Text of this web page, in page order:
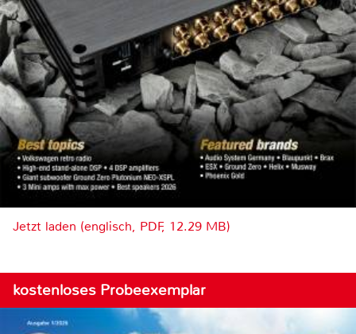
Jetzt laden (englisch, PDF, 12.29 MB)
kostenloses Probeexemplar